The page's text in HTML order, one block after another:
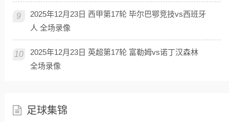
9
2025年12月23日 西甲第17轮 毕尔巴鄂竞技vs西班牙
人 全场录像
10
2025年12月23日 英超第17轮 富勒姆vs诺丁汉森林
全场录像
足球集锦